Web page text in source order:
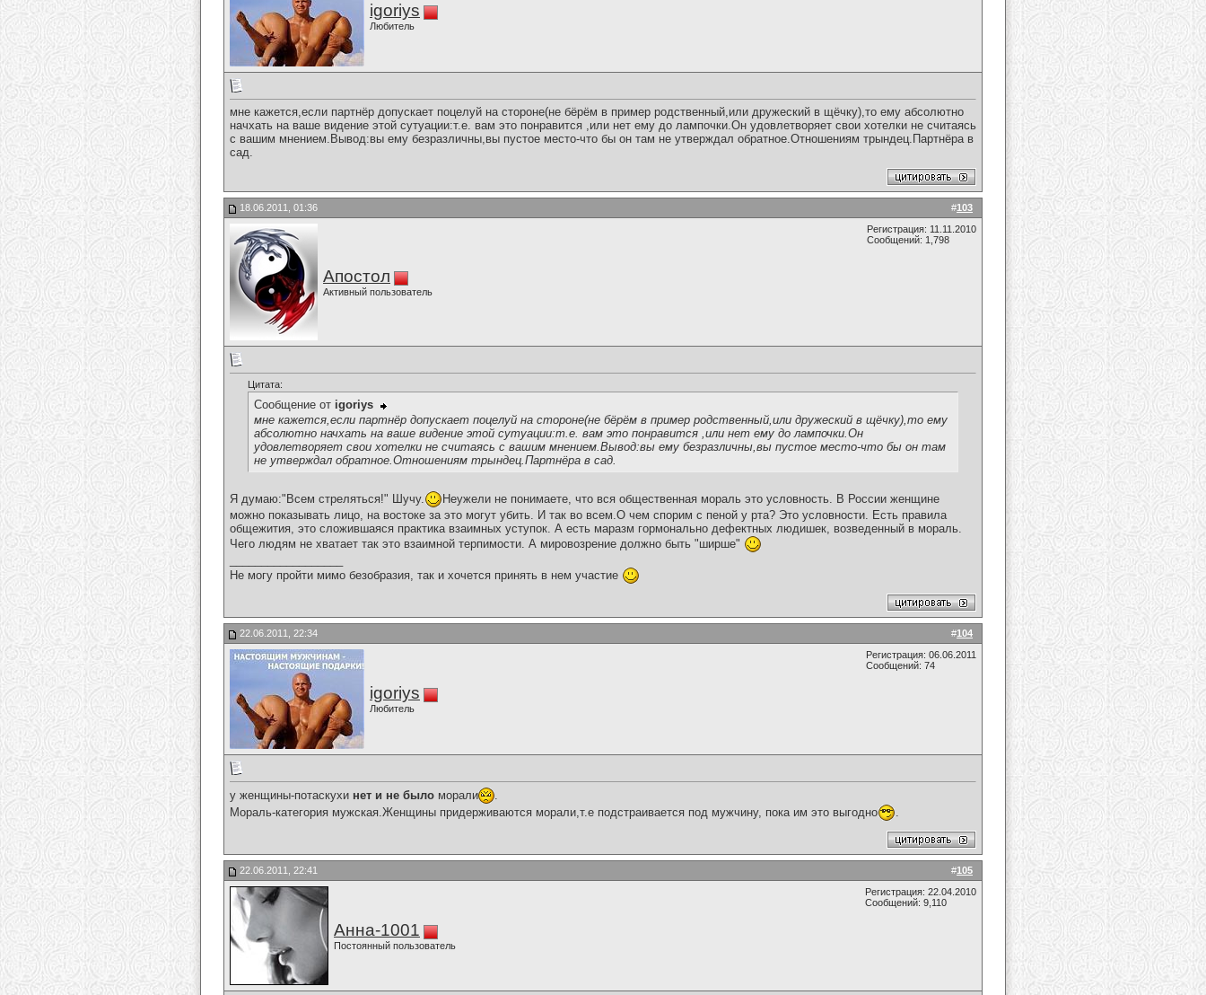
igoriys
Любитель
мне кажется,если партнёр допускает поцелуй на стороне(не бёрём в пример родственный,или дружеский в щёчку),то ему абсолютно
начхать на ваше видение этой сутуации:т.е. вам это понравится ,или нет ему до лампочки.Он удовлетворяет свои хотелки не считаясь
с вашим мнением.Вывод:вы ему безразличны,вы пустое место-что бы он там не утверждал обратное.Отношениям трындец.Партнёра в
сад.
#103
18.06.2011, 01:36
Апостол
Активный пользователь
Регистрация: 11.11.2010
Сообщений: 1,798
Цитата:
Сообщение от igoriys
мне кажется,если партнёр допускает поцелуй на стороне(не бёрём в пример родственный,или дружеский в щёчку),то ему
абсолютно начхать на ваше видение этой сутуации:т.е. вам это понравится ,или нет ему до лампочки.Он
удовлетворяет свои хотелки не считаясь с вашим мнением.Вывод:вы ему безразличны,вы пустое место-что бы он там
не утверждал обратное.Отношениям трындец.Партнёра в сад.
Я думаю:"Всем стреляться!" Шучу.
Неужели не понимаете, что вся общественная мораль это условность. В России женщине
можно показывать лицо, на востоке за это могут убить. И так во всем.О чем спорим с пеной у рта? Это условности. Есть правила
общежития, это сложившаяся практика взаимных уступок. А есть маразм гормонально дефектных людишек, возведенный в мораль.
Чего людям не хватает так это взаимной терпимости. А мировозрение должно быть "ширше"
Не могу пройти мимо безобразия, так и хочется принять в нем участие
#104
22.06.2011, 22:34
igoriys
Любитель
Регистрация: 06.06.2011
Сообщений: 74
у женщины-потаскухи нет и не было морали
Мораль-категория мужская.Женщины придерживаются морали,т.е подстраивается под мужчину, пока им это выгодно
#105
22.06.2011, 22:41
Анна-1001
Постоянный пользователь
Регистрация: 22.04.2010
Сообщений: 9,110